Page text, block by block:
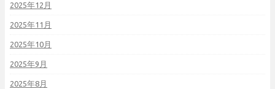
2025年12月
2025年11月
2025年10月
2025年9月
2025年8月